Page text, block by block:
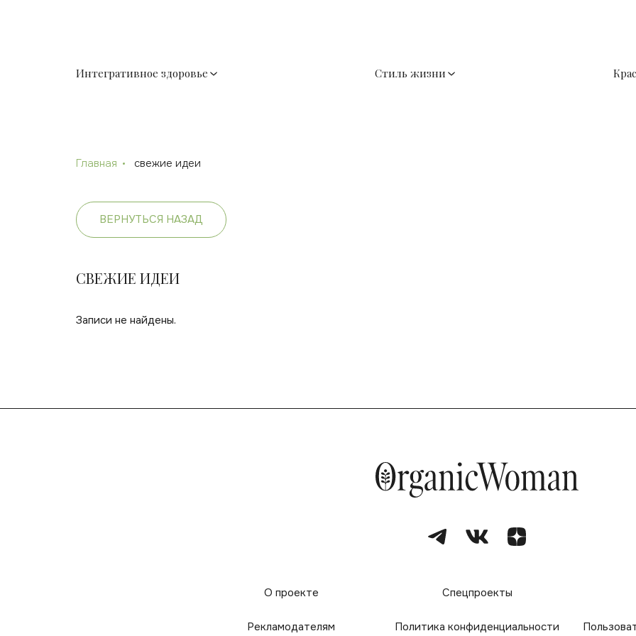
Интегративное здоровье Стиль жизни
Главная свежие идеи
ВЕРНУТЬСЯ НАЗАД
СВЕЖИЕ ИДЕИ
Записи не найдены.
О проекте Спецпроекты
Рекламодателям Политика конфиденциальности